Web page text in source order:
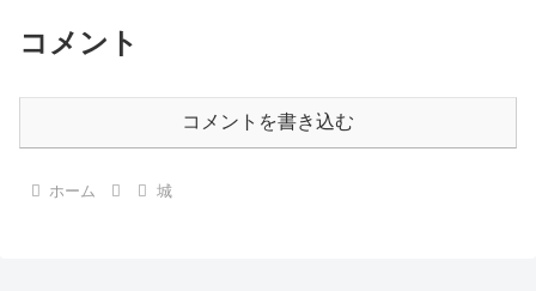
コメント
コメントを書き込む
ホーム 城